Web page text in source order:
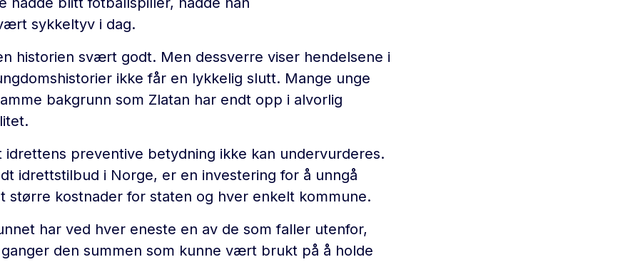
sykkeltyv i dag.
historien svært godt. Men dessverre viser hendelsene i
ikke får en lykkelig slutt. Mange unge
bakgrunn som Zlatan har endt opp i alvorlig
idrettens preventive betydning ikke kan undervurderes.
idrettstilbud i Norge, er en investering for å unngå
større kostnader for staten og hver enkelt kommune.
har ved hver eneste en av de som faller utenfor,
den summen som kunne vært brukt på å holde